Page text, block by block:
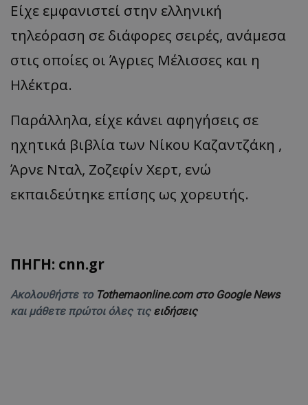
Είχε εμφανιστεί στην ελληνική
τηλεόραση σε διάφορες σειρές, ανάμεσα
στις οποίες οι Άγριες Μέλισσες και η
Ηλέκτρα.
Παράλληλα, είχε κάνει αφηγήσεις σε
ηχητικά βιβλία των Νίκου Καζαντζάκη ,
Άρνε Νταλ, Ζοζεφίν Χερτ, ενώ
εκπαιδεύτηκε επίσης ως χορευτής.
ΠΗΓΗ: cnn.gr
Ακολουθήστε το Tothemaonline.com στο Google News
και μάθετε πρώτοι όλες τις ειδήσεις